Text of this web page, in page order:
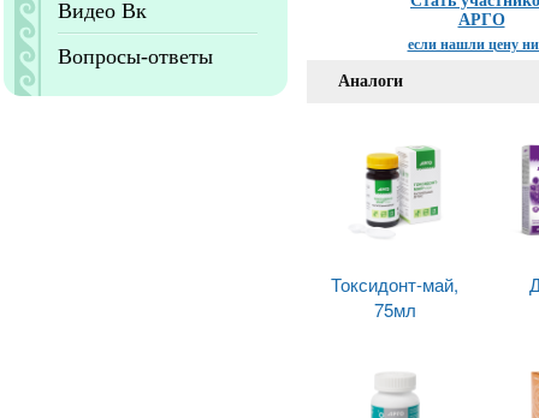
Видео Вк
Вопросы-ответы
АРГО
если нашли цену
Аналоги
Токсидонт-май,
75мл